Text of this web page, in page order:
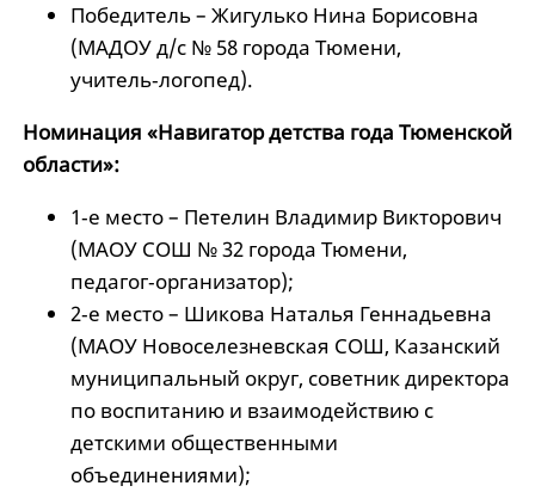
Победитель – Жигулько Нина Борисовна
(МАДОУ д/с № 58 города Тюмени,
учитель‑логопед).
Номинация «Навигатор детства года Тюменской
области»:
1‑е место – Петелин Владимир Викторович
(МАОУ СОШ № 32 города Тюмени,
педагог‑организатор);
2‑е место – Шикова Наталья Геннадьевна
(МАОУ Новоселезневская СОШ, Казанский
муниципальный округ, советник директора
по воспитанию и взаимодействию с
детскими общественными
объединениями);